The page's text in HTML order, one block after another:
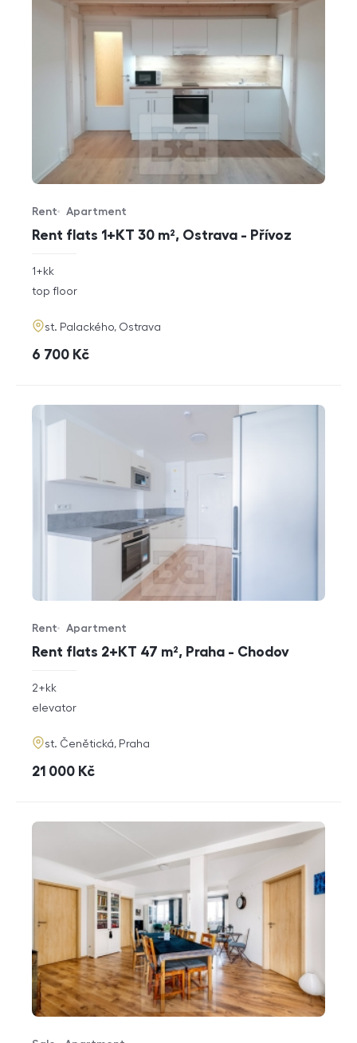
Rent flats 1+KT 30 m², Ostrava - Přívoz
Offer type
Rent
Property type
Apartment
rozměry
1+kk
funkce
top floor
adresa
st. Palackého, Ostrava
cena
6 700 Kč
Rent flats 2+KT 47 m², Praha - Chodov
Offer type
Rent
Property type
Apartment
rozměry
disposition
2+kk
funkce
elevator
adresa
st. Čenětická, Praha
cena
21 000 Kč